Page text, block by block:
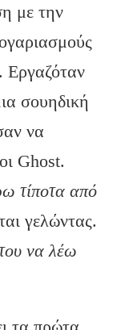
με την
Εργαζόταν
σουηδική
να
Ghost.
τίποτα από
γελώντας.
να λέω